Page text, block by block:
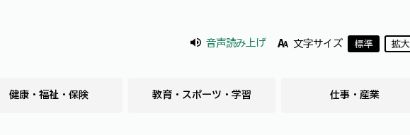
音声読み上げ 文字サイズ 標準 拡大
健康・福祉・保険 教育・スポーツ・学習 仕事・産業